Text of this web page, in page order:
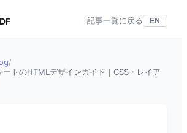
記事一覧に戻る EN
/
ートのHTMLデザインガイド｜CSS・レイア